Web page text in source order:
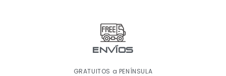
ENVÍOS
GRATUITOS a PENÍNSULA